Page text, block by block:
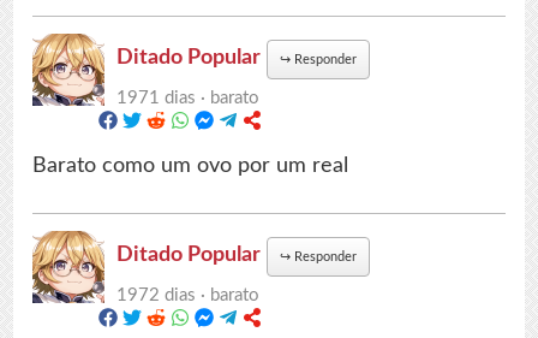
Ditado Popular ↪ Responder
1971 dias · barato
Barato como um ovo por um real
Ditado Popular ↪ Responder
1972 dias · barato